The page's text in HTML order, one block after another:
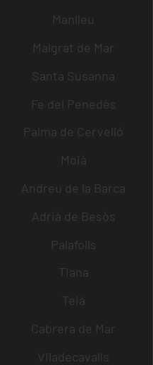
Manlleu
Malgrat de Mar
Santa Susanna
Fe del Penedès
Palma de Cervelló
Moià
Andreu de la Barca
Adrià de Besòs
Palafolls
Tiana
Teià
Cabrera de Mar
Viladecavalls